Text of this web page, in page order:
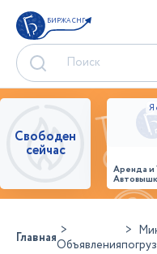
БИРЖА СНГ
Свободен
сейчас
Аренда и
26,28,32
ГлавнаяОбъявления